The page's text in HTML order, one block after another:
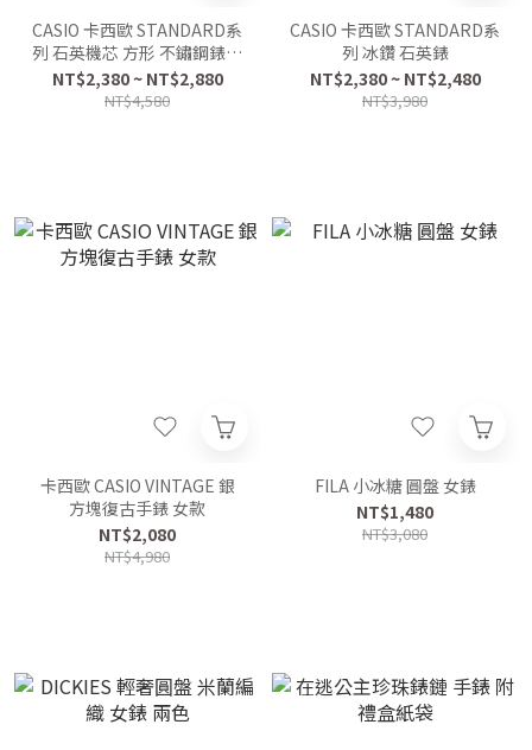
CASIO 卡西歐 STANDARD系
列 石英機芯 方形 不鏽鋼錶帶
四色
NT$2,380 ~ NT$2,880
NT$4,580
CASIO 卡西歐 STANDARD系
列 冰鑽 石英錶
NT$2,380 ~ NT$2,480
NT$3,980
卡西歐 CASIO VINTAGE 銀
方塊復古手錶 女款
NT$2,080
NT$4,980
FILA 小冰糖 圓盤 女錶
NT$1,480
NT$3,080